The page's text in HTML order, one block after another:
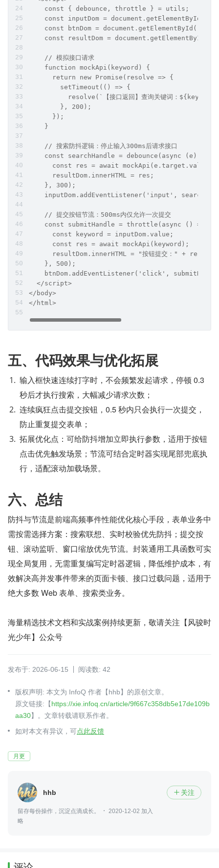
    const { debounce, throttle } = utils;
const inputDom =
const btnDom =
const resultDom =
    // 模拟接口请求
    function mockApi(keyword) {
      return new Promise(resolve => {
        setTimeout(() => {
resolve(`【接口返回】查询关键词：${keyword
        }, 200);
      });
    }
    // 搜索防抖逻辑：停止输入300ms后请求接口
    const searchHandle = debounce(async (e) => {
      const res = await mockApi(e.target.value);
      resultDom.innerHTML = res;
    }, 300);
inputDom.addEventListener('input',
    // 提交按钮节流：500ms内仅允许一次提交
    const submitHandle = throttle(async () => {
      const keyword = inputDom.value;
      const res = await mockApi(keyword);
      resultDom.innerHTML = "按钮提交：" + res;
    }, 500);
btnDom.addEventListener('click',
  </script>
</body>
</html>
五、代码效果与优化拓展
输入框快速连续打字时，不会频繁发起请求，停顿 0.3
秒后才执行搜索，大幅减少请求次数；
连续疯狂点击提交按钮，0.5 秒内只会执行一次提交，
防止重复提交表单；
拓展优化点：可给防抖增加立即执行参数，适用于按钮
点击优先触发场景；节流可结合定时器实现尾部兜底执
行，适配滚动加载场景。
六、总结
防抖与节流是前端高频事件性能优化核心手段，表单业务中
需按需选择方案：搜索联想、实时校验优先防抖；提交按
钮、滚动监听、窗口缩放优先节流。封装通用工具函数可实
现全局复用，无需重复编写定时器逻辑，降低维护成本，有
效解决高并发事件带来的页面卡顿、接口过载问题，适用于
绝大多数 Web 表单、搜索类业务。
海量精选技术文档和实战案例持续更新，敬请关注【风骏时
光少年】公众号
发布于: 2026-06-15 阅读数: 42
版权声明: 本文为 InfoQ 作者【hhb】的原创文章。
原文链接:【https://xie.infoq.cn/article/9f667c358db5e17de109b
aa30】。文章转载请联系作者。
如对本文有异议，可点此反馈
月更
hhb  关注
留存每份操作，沉淀点滴成长。
2020-12-02 加入
略